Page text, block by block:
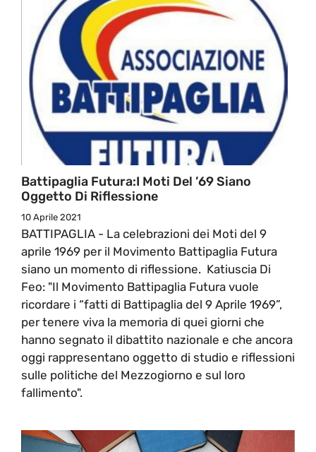
Battipaglia Futura:I Moti Del ’69 Siano
Oggetto Di Riflessione
10 Aprile 2021
BATTIPAGLIA - La celebrazioni dei Moti del 9
aprile 1969 per il Movimento Battipaglia Futura
siano un momento di riflessione. Katiuscia Di
Feo: "Il Movimento Battipaglia Futura vuole
ricordare i “fatti di Battipaglia del 9 Aprile 1969”,
per tenere viva la memoria di quei giorni che
hanno segnato il dibattito nazionale e che ancora
oggi rappresentano oggetto di studio e riflessioni
sulle politiche del Mezzogiorno e sul loro
fallimento".